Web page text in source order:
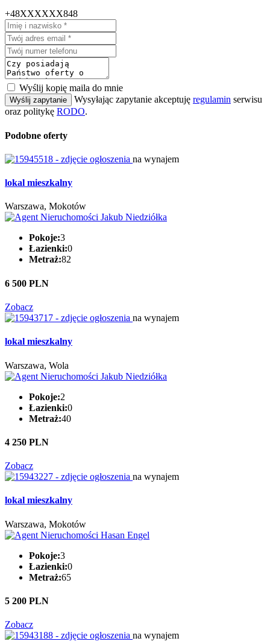
+48XXXXXX848
Wyślij kopię maila do mnie
Wyślij zapytanie Wysyłając zapytanie akceptuję regulamin serwisu
oraz politykę RODO.
Podobne oferty
na wynajem
lokal mieszkalny
Warszawa, Mokotów
Pokoje:3
Łazienki:0
Metraż:82
6 500 PLN
Zobacz
na wynajem
lokal mieszkalny
Warszawa, Wola
Pokoje:2
Łazienki:0
Metraż:40
4 250 PLN
Zobacz
na wynajem
lokal mieszkalny
Warszawa, Mokotów
Pokoje:3
Łazienki:0
Metraż:65
5 200 PLN
Zobacz
na wynajem